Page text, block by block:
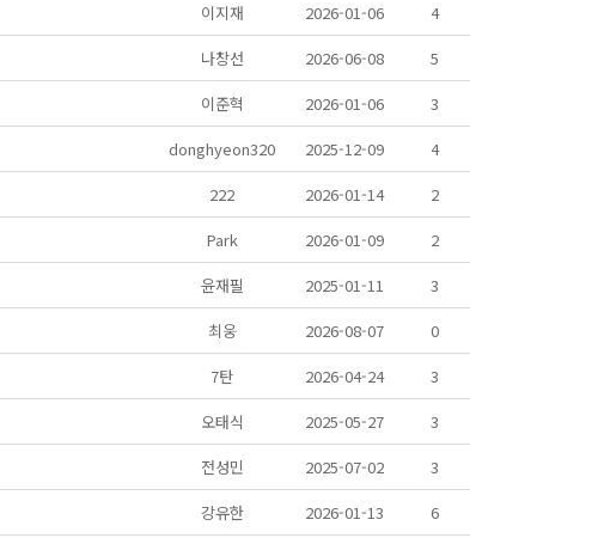
이지재 2026-01-06
4
나창선 2026-06-08
5
이준혁 2026-01-06
3
donghyeon320 2025-12-09
4
222 2026-01-14
2
Park 2026-01-09
2
윤재필 2025-01-11
3
최웅 2026-08-07
0
7탄 2026-04-24
3
오태식 2025-05-27
3
전성민 2025-07-02
3
강유한 2026-01-13
6